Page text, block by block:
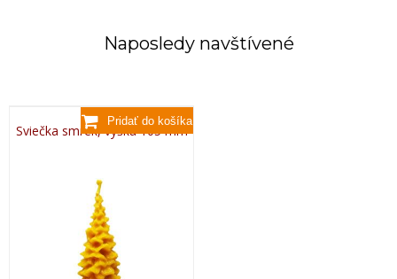
Naposledy navštívené
Sviečka smrek, výška 105 mm